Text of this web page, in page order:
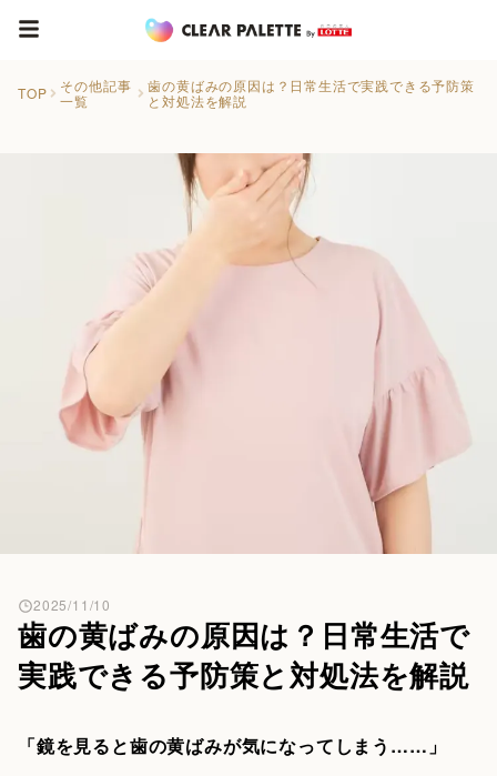
TOP
その他記事
一覧
歯の黄ばみの原因は？日常生活で実践できる予防策
と対処法を解説
歯の黄ばみの原因は？日常生活で
実践できる予防策と対処法を解説
2025/11/10
「鏡を見ると歯の黄ばみが気になってしまう……」